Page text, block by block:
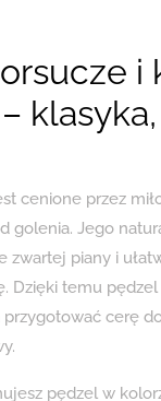
i
cenione przez
golenia. Jego
zwartej piany i
Dzięki temu pędzel
przygotować cerę
pędzel w